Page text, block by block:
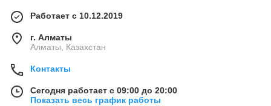
Работает с 10.12.2019
г. Алматы
Алматы, Казахстан
Контакты
Сегодня работает с 09:00 до 20:00
Показать весь график работы